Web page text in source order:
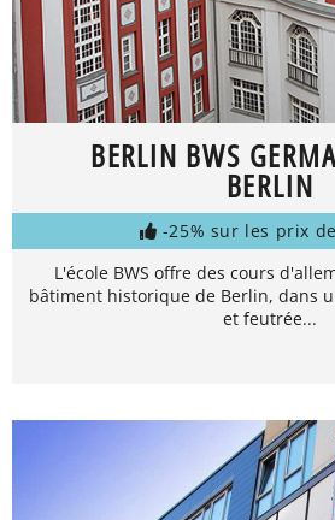
BERLIN BWS
BERLIN
-25% sur les prix
L'école BWS offre des cours
bâtiment historique de Berlin, dans
et feutrée...